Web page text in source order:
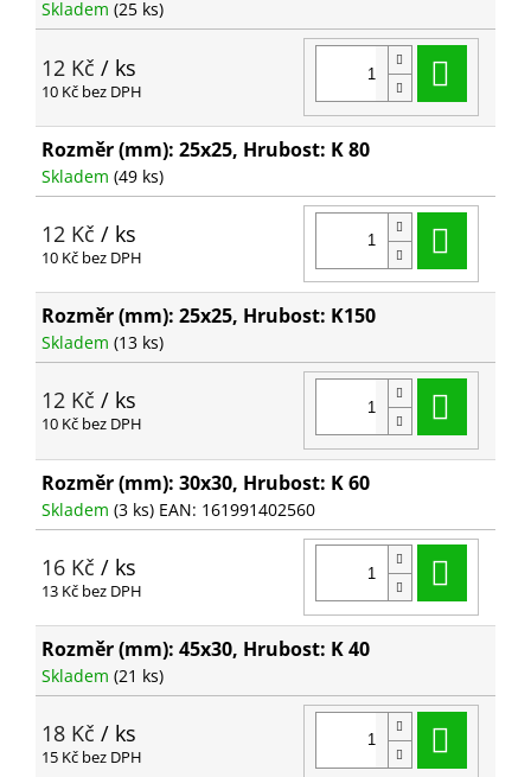
Skladem (25 ks)
12 Kč / ks
10 Kč bez DPH
Rozměr (mm): 25x25, Hrubost: K 80
Skladem (49 ks)
12 Kč / ks
10 Kč bez DPH
Rozměr (mm): 25x25, Hrubost: K150
Skladem (13 ks)
12 Kč / ks
10 Kč bez DPH
Rozměr (mm): 30x30, Hrubost: K 60
Skladem (3 ks) EAN: 161991402560
16 Kč / ks
13 Kč bez DPH
Rozměr (mm): 45x30, Hrubost: K 40
Skladem (21 ks)
18 Kč / ks
15 Kč bez DPH